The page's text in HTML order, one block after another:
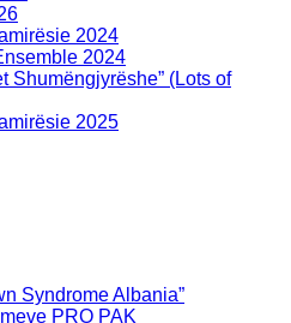
2024
2024
Shumëngjyrëshe” (Lots of
2025
Syndrome Albania”
PRO PAK